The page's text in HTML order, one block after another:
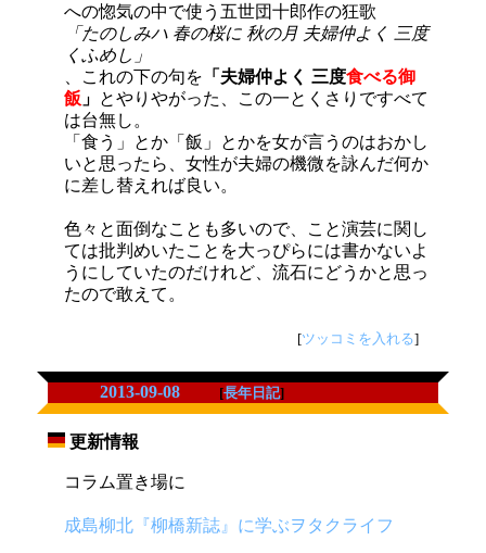
への惚気の中で使う五世団十郎作の狂歌
「たのしみハ 春の桜に 秋の月 夫婦仲よく 三度
くふめし」
、これの下の句を 「夫婦仲よく 三度食べる御
飯 」 とやりやがった、この一とくさりですべて
は台無し。
「食う」とか「飯」とかを女が言うのはおかし
いと思ったら、女性が夫婦の機微を詠んだ何か
に差し替えれば良い。
色々と面倒なことも多いので、こと演芸に関し
ては批判めいたことを大っぴらには書かないよ
うにしていたのだけれど、流石にどうかと思っ
たので敢えて。
[ツッコミを入れる]
2013-09-08 [長年日記]
更新情報
コラム置き場に
成島柳北『柳橋新誌』に学ぶヲタクライフ